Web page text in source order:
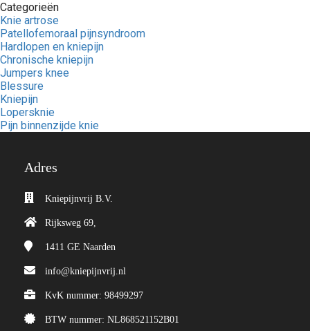
Categorieën
Knie artrose
Patellofemoraal pijnsyndroom
Hardlopen en kniepijn
Chronische kniepijn
Jumpers knee
Blessure
Kniepijn
Lopersknie
Pijn binnenzijde knie
Adres
Kniepijnvrij B.V.
Rijksweg 69,
1411 GE Naarden
info@kniepijnvrij.nl
KvK nummer: 98499297
BTW nummer: NL868521152B01